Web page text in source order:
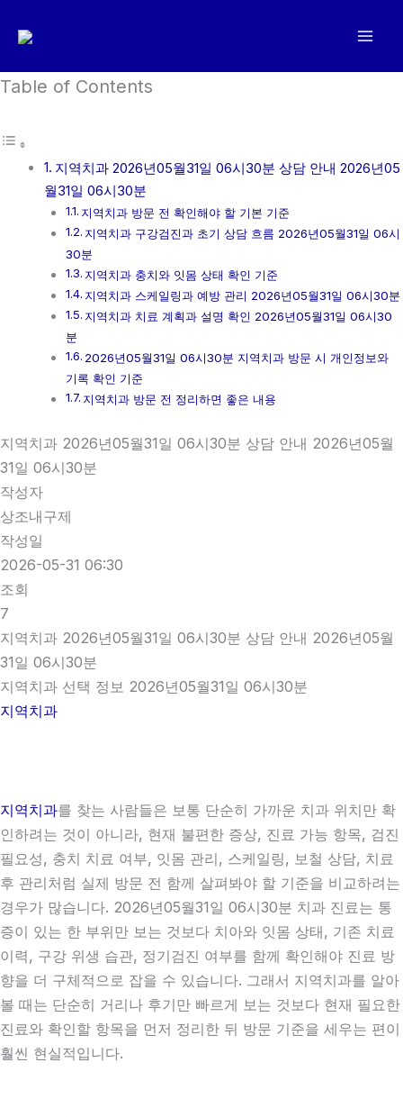
로
너
Table of Contents
지역치과 2026년05월31일 06시30분 상담 안내 2026년05
월31일 06시30분
지역치과 방문 전 확인해야 할 기본 기준
지역치과 구강검진과 초기 상담 흐름 2026년05월31일 06시
30분
지역치과 충치와 잇몸 상태 확인 기준
지역치과 스케일링과 예방 관리 2026년05월31일 06시30분
지역치과 치료 계획과 설명 확인 2026년05월31일 06시30
분
2026년05월31일 06시30분 지역치과 방문 시 개인정보와
기록 확인 기준
지역치과 방문 전 정리하면 좋은 내용
지역치과 2026년05월31일 06시30분 상담 안내 2026년05월
31일 06시30분
작성자
상조내구제
작성일
2026-05-31 06:30
조회
7
지역치과 2026년05월31일 06시30분 상담 안내 2026년05월
31일 06시30분
지역치과 선택 정보 2026년05월31일 06시30분
지역치과
지역치과를 찾는 사람들은 보통 단순히 가까운 치과 위치만 확
인하려는 것이 아니라, 현재 불편한 증상, 진료 가능 항목, 검진
필요성, 충치 치료 여부, 잇몸 관리, 스케일링, 보철 상담, 치료
후 관리처럼 실제 방문 전 함께 살펴봐야 할 기준을 비교하려는
경우가 많습니다. 2026년05월31일 06시30분 치과 진료는 통
증이 있는 한 부위만 보는 것보다 치아와 잇몸 상태, 기존 치료
이력, 구강 위생 습관, 정기검진 여부를 함께 확인해야 진료 방
향을 더 구체적으로 잡을 수 있습니다. 그래서 지역치과를 알아
볼 때는 단순히 거리나 후기만 빠르게 보는 것보다 현재 필요한
진료와 확인할 항목을 먼저 정리한 뒤 방문 기준을 세우는 편이
훨씬 현실적입니다.